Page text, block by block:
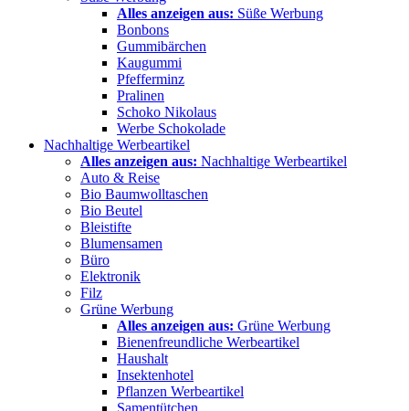
Alles anzeigen aus: Süße Werbung
Bonbons
Gummibärchen
Kaugummi
Pfefferminz
Pralinen
Schoko Nikolaus
Werbe Schokolade
Nachhaltige Werbeartikel
Alles anzeigen aus: Nachhaltige Werbeartikel
Auto & Reise
Bio Baumwolltaschen
Bio Beutel
Bleistifte
Blumensamen
Büro
Elektronik
Filz
Grüne Werbung
Alles anzeigen aus: Grüne Werbung
Bienenfreundliche Werbeartikel
Haushalt
Insektenhotel
Pflanzen Werbeartikel
Samentütchen